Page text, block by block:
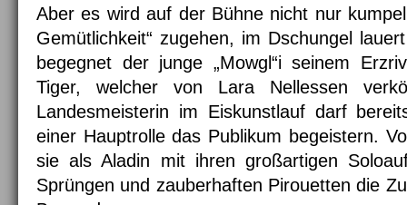
Aber es wird auf der Bühne nicht nur
Gemütlichkeit“ zugehen, im Dschungel
begegnet der junge „Mowgl“i seinem
Tiger, welcher von Lara Nellessen
Landesmeisterin im Eiskunstlauf darf
einer Hauptrolle das Publikum begeistern.
sie als Aladin mit ihren großartigen
Sprüngen und zauberhaften Pirouetten die